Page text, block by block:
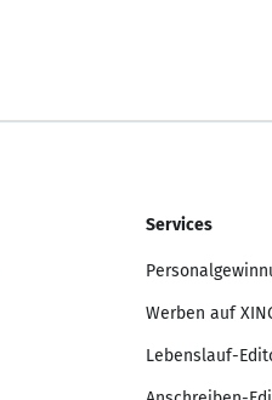
Services
Werben auf
Lebenslauf-